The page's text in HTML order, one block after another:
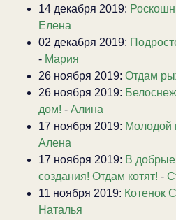
14 декабря 2019:
Елена
02 декабря 2019:
- Мария
26 ноября 2019: Отдам
26 ноября 2019:
дом! - Алина
17 ноября 2019: Молодой
Алена
17 ноября 2019: В добрые
создания! Отдам котят! -
11 ноября 2019: Котенок
Наталья